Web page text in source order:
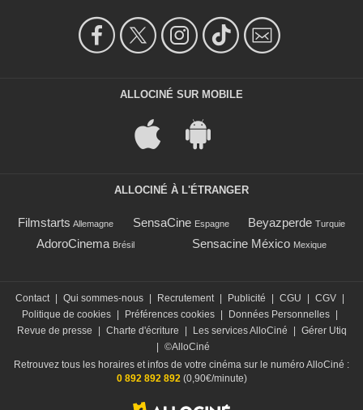
ALLOCINÉ SUR MOBILE
ALLOCINÉ À L'ÉTRANGER
Filmstarts Allemagne SensaCine Espagne Beyazperde Turquie
AdoroCinema Brésil Sensacine México Mexique
Contact Qui sommes-nous Recrutement Publicité CGU CGV
Politique de cookies
Préférences cookies Données Personnelles
Revue de presse
Charte d'écriture Les services AlloCiné
Gérer Utiq
©AlloCiné
Retrouvez tous les horaires et infos de votre cinéma sur le numéro AlloCiné :
0 892 892 892(0,90€/minute)